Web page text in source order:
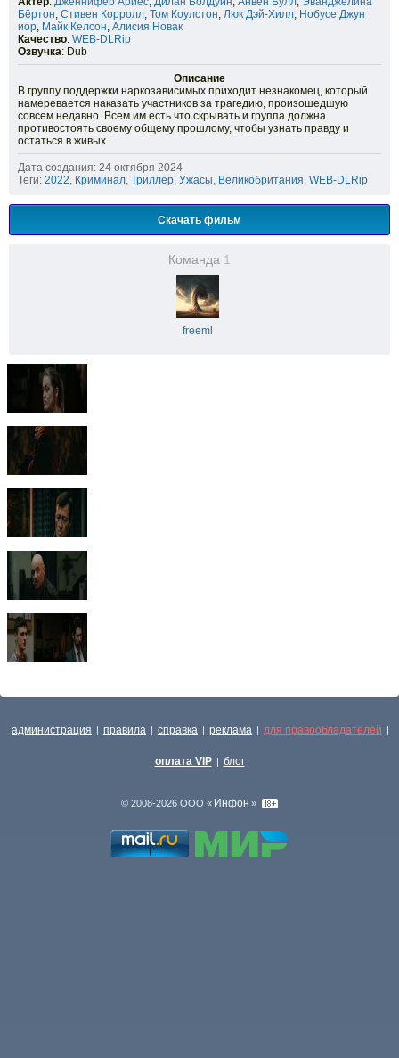
Бёртон, Стивен Корролл, Том Коулстон, Люк Дэй-Хилл, Нобусе Джун
иор, Майк Келсон, Алисия Новак
Качество: WEB-DLRip
Озвучка: Dub
Описание
В группу поддержки наркозависимых приходит незнакомец, который
намеревается наказать участников за трагедию, произошедшую
совсем недавно. Всем им есть что скрывать и группа должна
противостоять своему общему прошлому, чтобы узнать правду и
остаться в живых.
Дата создания: 24 октября 2024
Теги: 2022, Криминал, Триллер, Ужасы, Великобритания, WEB-DLRip
Скачать фильм
Команда 1
freeml
администрация | правила | справка | реклама | для правообладателей |
оплата VIP | блог
© 2008-2026 ООО « Инфон »